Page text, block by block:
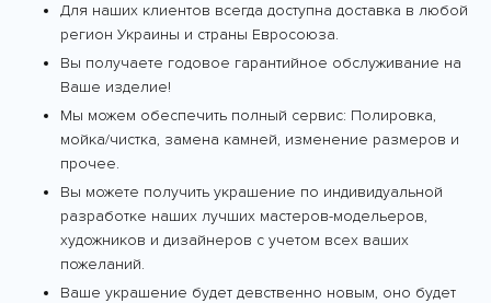
Для наших клиентов всегда доступна доставка в любой
регион Украины и страны Евросоюза.
Вы получаете годовое гарантийное обслуживание на
Ваше изделие!
Мы можем обеспечить полный сервис: Полировка,
мойка/чистка, замена камней, изменение размеров и
прочее.
Вы можете получить украшение по индивидуальной
разработке наших лучших мастеров-модельеров,
художников и дизайнеров с учетом всех ваших
пожеланий.
Ваше украшение будет девственно новым, оно будет